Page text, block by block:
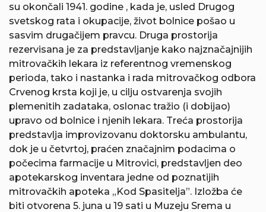
su okončali 1941. godine , kada je, usled Drugog
svetskog rata i okupacije, život bolnice pošao u
sasvim drugačijem pravcu. Druga prostorija
rezervisana je za predstavljanje kako najznačajnijih
mitrovačkih lekara iz referentnog vremenskog
perioda, tako i nastanka i rada mitrovačkog odbora
Crvenog krsta koji je, u cilju ostvarenja svojih
plemenitih zadataka, oslonac tražio (i dobijao)
upravo od bolnice i njenih lekara. Treća prostorija
predstavlja improvizovanu doktorsku ambulantu,
dok je u četvrtoj, praćen značajnim podacima o
počecima farmacije u Mitrovici, predstavljen deo
apotekarskog inventara jedne od poznatijih
mitrovačkih apoteka „Kod Spasitelja”. Izložba će
biti otvorena 5. juna u 19 sati u Muzeju Srema u